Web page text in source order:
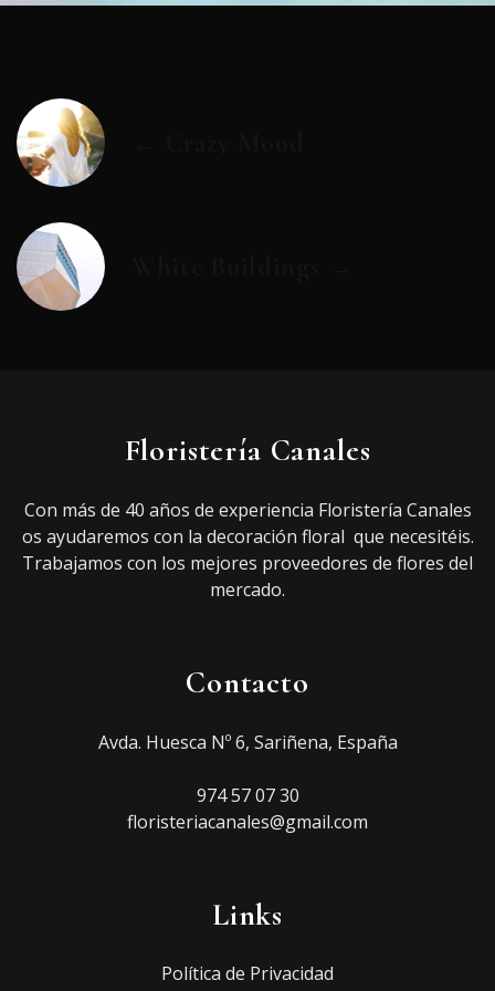
Floristería Canales
Con más de 40 años de experiencia Floristería Canales
os ayudaremos con la decoración floral que necesitéis.
Trabajamos con los mejores proveedores de flores del
mercado.
Contacto
Avda. Huesca Nº 6, Sariñena, España
974 57 07 30
floristeriacanales@gmail.com
Links
Política de Privacidad